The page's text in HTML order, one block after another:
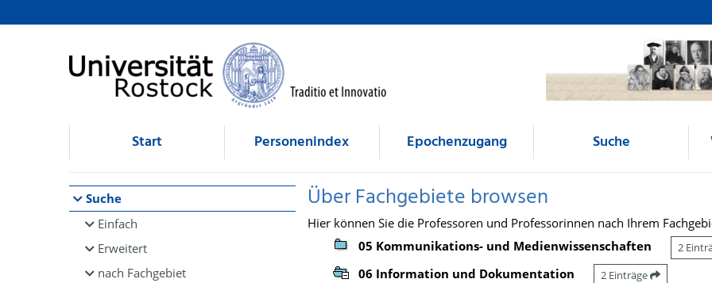
Browsen
direkt zum Inhalt
Start Personenindex Epochenzugang Suche
Suche
Einfach
Erweitert
nach Fachgebiet
Über Fachgebiete browsen
Hier können Sie die Professoren und Professorinnen nach Ihrem
05 Kommunikations- und Medienwissenschaften
2
06 Information und Dokumentation 2 Einträge